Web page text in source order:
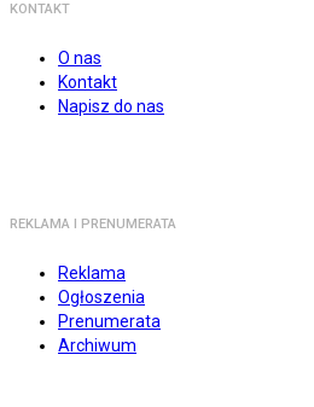
KONTAKT
O nas
Kontakt
Napisz do nas
REKLAMA I PRENUMERATA
Reklama
Ogłoszenia
Prenumerata
Archiwum